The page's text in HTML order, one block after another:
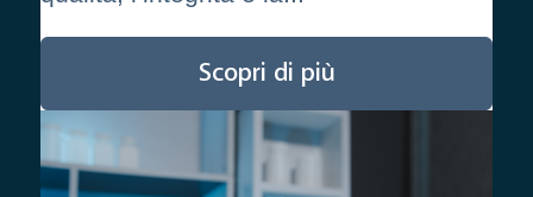
Scopri di più